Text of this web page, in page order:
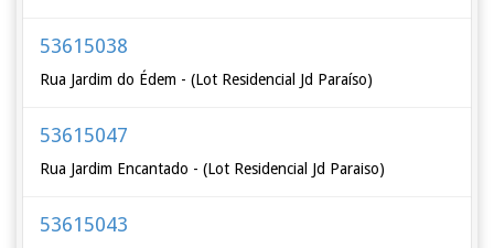
53615038
Rua Jardim do Édem - (Lot Residencial Jd Paraíso)
53615047
Rua Jardim Encantado - (Lot Residencial Jd Paraiso)
53615043